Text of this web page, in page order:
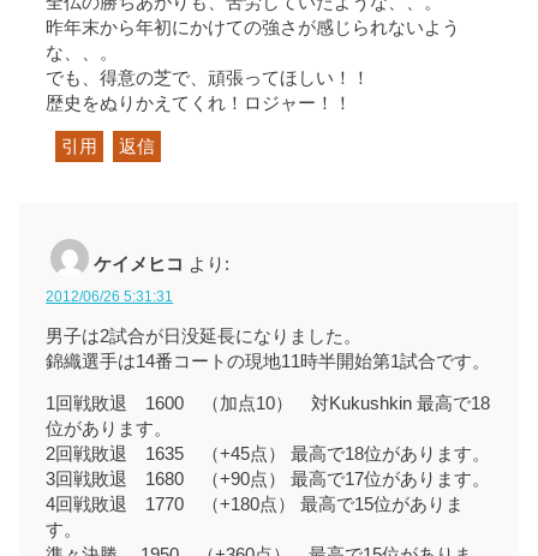
昨年末から年初にかけての強さが感じられないよう
な、、。
でも、得意の芝で、頑張ってほしい！！
歴史をぬりかえてくれ！ロジャー！！
引用 返信
ケイメヒコ より:
2012/06/26 5:31:31
男子は2試合が日没延長になりました。
錦織選手は14番コートの現地11時半開始第1試合です。
1回戦敗退 1600 （加点10） 対Kukushkin 最高で18
位があります。
2回戦敗退 1635 （+45点） 最高で18位があります。
3回戦敗退 1680 （+90点） 最高で17位があります。
4回戦敗退 1770 （+180点） 最高で15位がありま
す。